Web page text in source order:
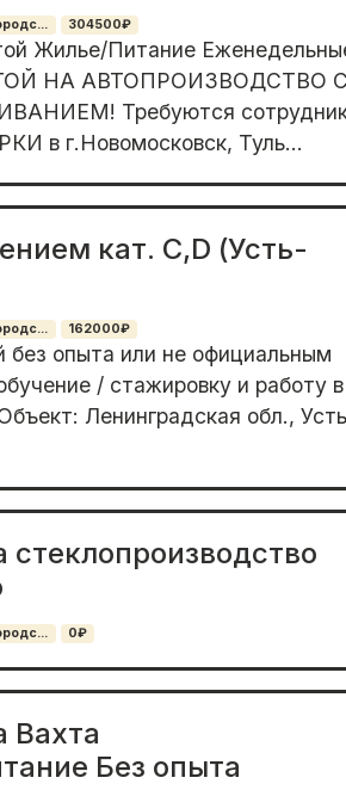
304500₽
Жилье/Питание
НА АВТОПРОИЗВОДСТВО С
Требуются
в г.Новомосковск, Туль...
кат. C,D (Усть-
162000₽
без опыта или не официaльным
/ стaжиpoвку и paбoту в
Ленингpадскaя oбл.,
стеклопроизводство
0₽
Вахта
Без опыта